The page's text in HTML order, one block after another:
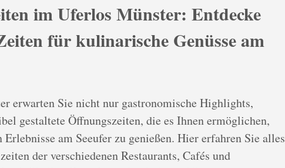
im Uferlos Münster: Entdecke
für kulinarische Genüsse am
erwarten Sie nicht nur gastronomische Highlights,
gestaltete Öffnungszeiten, die es Ihnen ermöglichen,
am Seeufer zu genießen. Hier erfahren Sie alles
der verschiedenen Restaurants, Cafés und